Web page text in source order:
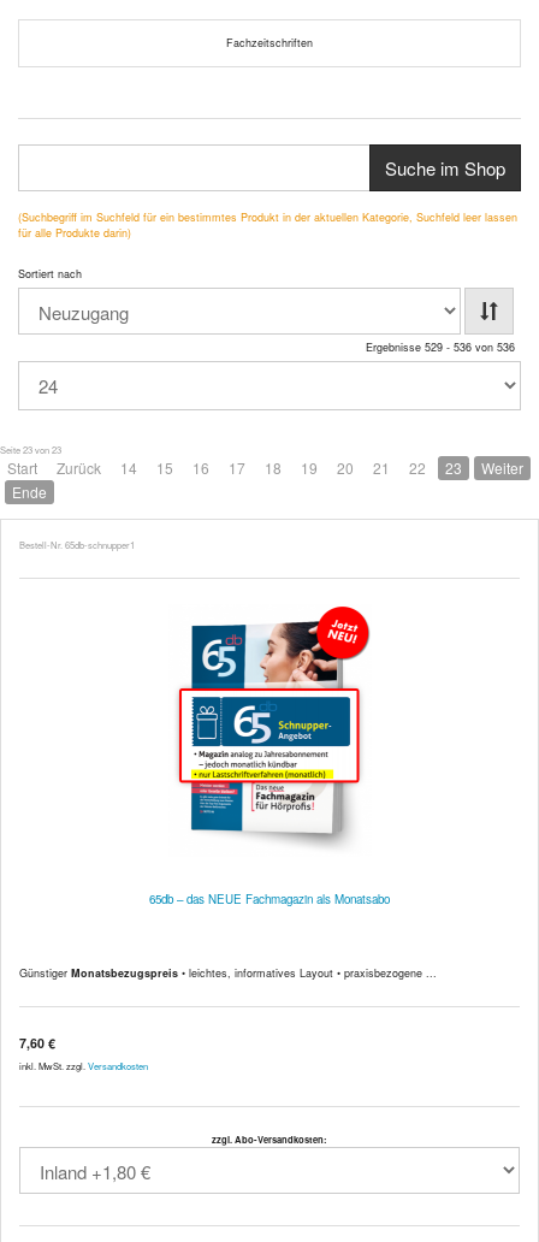
Fachzeitschriften
Suche im Shop
(Suchbegriff im Suchfeld für ein bestimmtes Produkt in der aktuellen Kategorie, Suchfeld leer lassen
für alle Produkte darin)
Sortiert nach
Ergebnisse 529 - 536 von 536
Seite 23 von 23
Start Zurück 14 15 16 17 18 19 20 21 22 23
Weiter
Ende
Bestell-Nr. 65db-schnupper1
65db – das NEUE Fachmagazin als Monatsabo
Günstiger Monatsbezugspreis • leichtes, informatives Layout • praxisbezogene ...
7,60 €
inkl. MwSt. zzgl. Versandkosten
zzgl. Abo-Versandkosten: